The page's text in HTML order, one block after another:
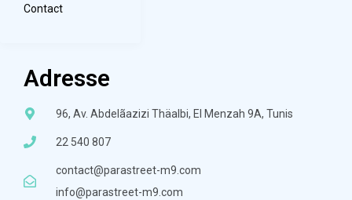
Contact
Adresse
96, Av. Abdelãazizi Thäalbi, El Menzah 9A, Tunis
22 540 807
contact@parastreet-m9.com
info@parastreet-m9.com